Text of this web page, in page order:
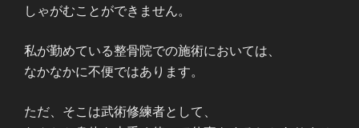
しゃがむことができません。
私が勤めている整骨院での施術においては、
なかなかに不便ではあります。
ただ、そこは武術修練者として、